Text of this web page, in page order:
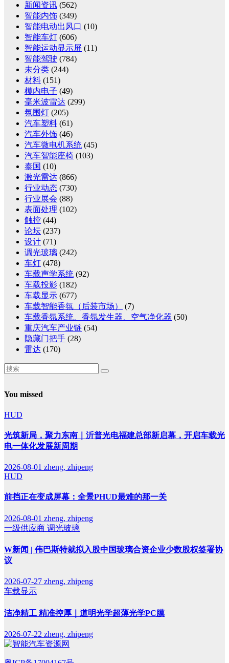
新闻资讯 (562)
智能内饰 (349)
智能电动出风口 (10)
智能车灯 (606)
智能运动显示屏 (11)
智能驾驶 (784)
未分类 (244)
材料 (151)
模内电子 (49)
毫米波雷达 (299)
氛围灯 (205)
汽车塑料 (61)
汽车外饰 (46)
汽车微电机系统 (45)
汽车智能座椅 (103)
泰国 (10)
激光雷达 (866)
行业动态 (730)
行业展会 (88)
表面处理 (102)
触控 (44)
论坛 (237)
设计 (71)
调光玻璃 (242)
车灯 (478)
车载声学系统 (92)
车载投影 (182)
车载显示 (677)
车载智能香氛（后装市场）
(7)
车载香氛系统、香氛发生器、空气净化器 (50)
重庆汽车产业链 (54)
隐藏门把手 (28)
雷达 (170)
You missed
HUD
光筑新局，聚力东南｜沂普光电福建总部新启幕，开启车载光
电一体化发展新周期
2026-08-01 zheng, zhipeng
HUD
前挡正在变成屏幕：全景PHUD最难的那一关
2026-08-01 zheng, zhipeng
一级供应商 调光玻璃
W新闻 | 伟巴斯特就拟入股中国玻璃合资企业少数股权签署协
议
2026-07-27 zheng, zhipeng
车载显示
洁净精工 精准控厚｜道明光学超薄光学PC膜
2026-07-22 zheng, zhipeng